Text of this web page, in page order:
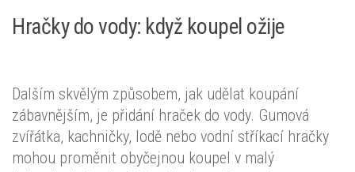
Hračky do vody: když koupel ožije
Dalším skvělým způsobem, jak udělat koupání
zábavnějším, je přidání hraček do vody. Gumová
zvířátka, kachničky, lodě nebo vodní stříkací hračky
mohou proměnit obyčejnou koupel v malý